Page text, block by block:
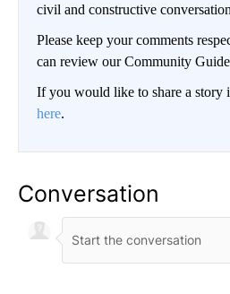
civil and constructive
Please keep your comments
can review our Community
If you would like to share a story
here.
Conversation